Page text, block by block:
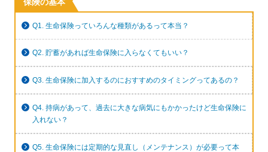
Q1. 生命保険っていろんな種類があるって本当？
Q2. 貯蓄があれば生命保険に入らなくてもいい？
Q3. 生命保険に加入するのにおすすめのタイミングってあるの？
Q4. 持病があって、過去に大きな病気にもかかったけど生命保険に
入れない？
Q5. 生命保険には定期的な見直し（メンテナンス）が必要って本